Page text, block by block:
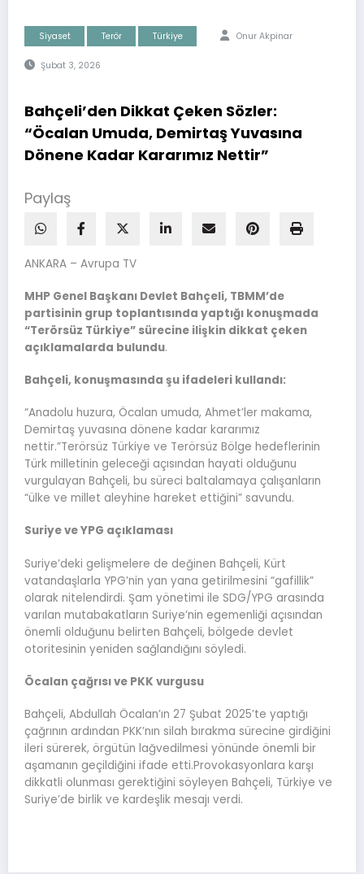
Siyaset Terör Türkiye Onur Akpinar
Şubat 3, 2026
Bahçeli’den Dikkat Çeken Sözler:
“Öcalan Umuda, Demirtaş Yuvasına
Dönene Kadar Kararımız Nettir”
Paylaş
ANKARA – Avrupa TV
MHP Genel Başkanı Devlet Bahçeli, TBMM’de
partisinin grup toplantısında yaptığı konuşmada
“Terörsüz Türkiye” sürecine ilişkin dikkat çeken
açıklamalarda bulundu.
Bahçeli, konuşmasında şu ifadeleri kullandı:
“Anadolu huzura, Öcalan umuda, Ahmet’ler makama,
Demirtaş yuvasına dönene kadar kararımız
nettir.”Terörsüz Türkiye ve Terörsüz Bölge hedeflerinin
Türk milletinin geleceği açısından hayati olduğunu
vurgulayan Bahçeli, bu süreci baltalamaya çalışanların
“ülke ve millet aleyhine hareket ettiğini” savundu.
Suriye ve YPG açıklaması
Suriye’deki gelişmelere de değinen Bahçeli, Kürt
vatandaşlarla YPG’nin yan yana getirilmesini “gafillik”
olarak nitelendirdi. Şam yönetimi ile SDG/YPG arasında
varılan mutabakatların Suriye’nin egemenliği açısından
önemli olduğunu belirten Bahçeli, bölgede devlet
otoritesinin yeniden sağlandığını söyledi.
Öcalan çağrısı ve PKK vurgusu
Bahçeli, Abdullah Öcalan’ın 27 Şubat 2025’te yaptığı
çağrının ardından PKK’nın silah bırakma sürecine girdiğini
ileri sürerek, örgütün lağvedilmesi yönünde önemli bir
aşamanın geçildiğini ifade etti.Provokasyonlara karşı
dikkatli olunması gerektiğini söyleyen Bahçeli, Türkiye ve
Suriye’de birlik ve kardeşlik mesajı verdi.